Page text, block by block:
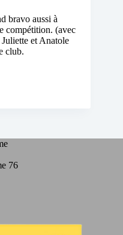
bravo aussi à
compétition. (avec
et Anatole
club.
76